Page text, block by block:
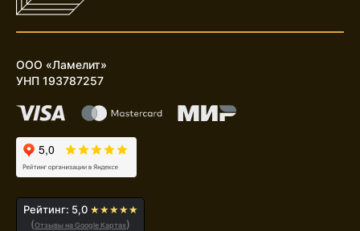
ООО «Ламелит»
УНП 193787257
Рейтинг: 5,0 ★★★★★
(Отзывы на Google Картах)